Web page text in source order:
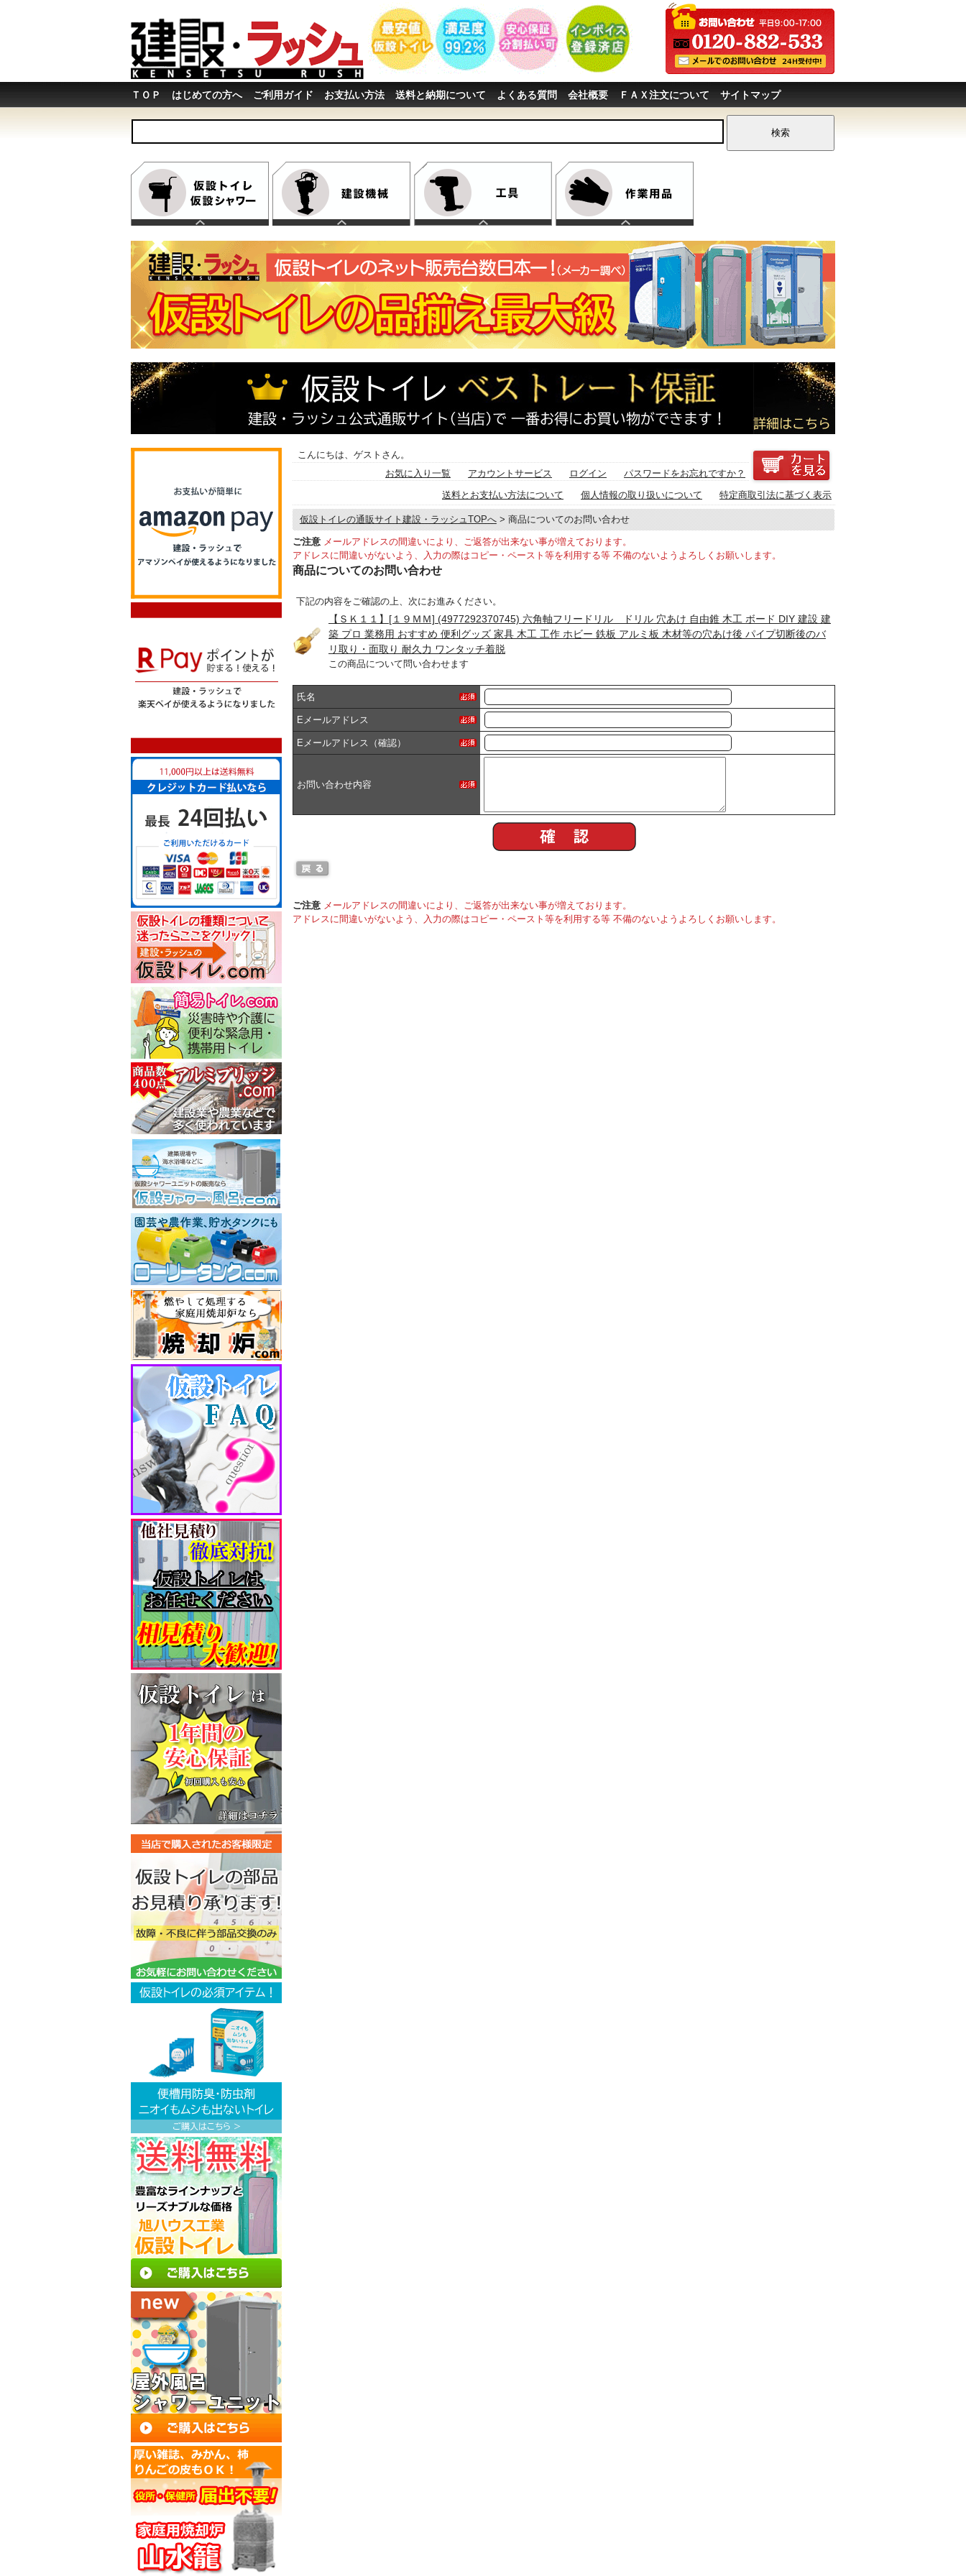
ＴＯＰ はじめての方へ ご利用ガイド お支払い方法 送料と納期について よくある質問 会社概要 ＦＡＸ注文について サイトマップ
こんにちは、ゲストさん。
お気に入り一覧
アカウントサービス ログイン
パスワードをお忘れですか？
送料とお支払い方法について
個人情報の取り扱いについて 特定商取引法に基づく表示
仮設トイレの通販サイト建設・ラッシュTOPへ> 商品についてのお問い合わせ
ご注意 メールアドレスの間違いにより、ご返答が出来ない事が増えております。
アドレスに間違いがないよう、入力の際はコピー・ペースト等を利用する等 不備のないようよろしくお願いします。
商品についてのお問い合わせ
下記の内容をご確認の上、次にお進みください。
【ＳＫ１１】[１９ＭＭ] (4977292370745) 六角軸フリードリル ドリル 穴あけ 自由錐 木工 ボード DIY 建設 建
築 プロ 業務用 おすすめ 便利グッズ 家具 木工 工作 ホビー 鉄板 アルミ板 木材等の穴あけ後 パイプ切断後のバ
リ取り・面取り 耐久力 ワンタッチ着脱
この商品について問い合わせます
氏名
Eメールアドレス
Eメールアドレス（確認）
お問い合わせ内容
ご注意 メールアドレスの間違いにより、ご返答が出来ない事が増えております。
アドレスに間違いがないよう、入力の際はコピー・ペースト等を利用する等 不備のないようよろしくお願いします。